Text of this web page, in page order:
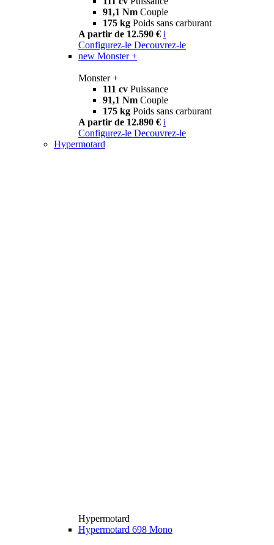
91,1 Nm Couple
175 kg Poids sans carburant
A partir de 12.590 € i
Configurez-le Decouvrez-le
new Monster +
Monster +
111 cv Puissance
91,1 Nm Couple
175 kg Poids sans carburant
A partir de 12.890 € i
Configurez-le Decouvrez-le
Hypermotard
Hypermotard
Hypermotard 698 Mono